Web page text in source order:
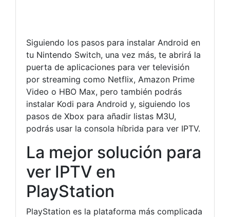
Siguiendo los pasos para instalar Android en
tu Nintendo Switch, una vez más, te abrirá la
puerta de aplicaciones para ver televisión
por streaming como Netflix, Amazon Prime
Video o HBO Max, pero también podrás
instalar Kodi para Android y, siguiendo los
pasos de Xbox para añadir listas M3U,
podrás usar la consola híbrida para ver IPTV.
La mejor solución para
ver IPTV en
PlayStation
PlayStation es la plataforma más complicada